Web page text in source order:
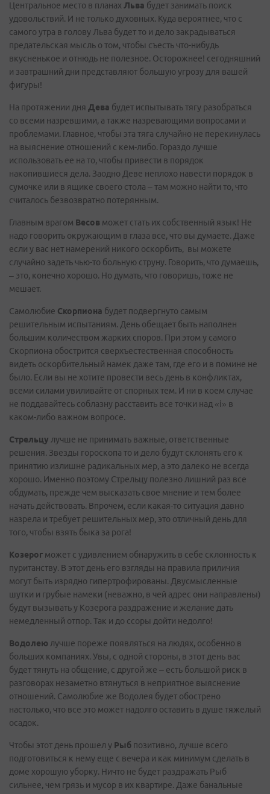
Центральное место в планах Льва будет занимать поиск
удовольствий. И не только духовных. Куда вероятнее, что с
самого утра в голову Льва будет то и дело закрадываться
предательская мысль о том, чтобы съесть что-нибудь
вкусненькое и отнюдь не полезное. Осторожнее! сегодняшний
и завтрашний дни представляют большую угрозу для вашей
фигуры!
На протяжении дня Дева будет испытывать тягу разобраться
со всеми назревшими, а также назревающими вопросами и
проблемами. Главное, чтобы эта тяга случайно не перекинулась
на выяснение отношений с кем-либо. Гораздо лучше
использовать ее на то, чтобы привести в порядок
накопившиеся дела. Заодно Деве неплохо навести порядок в
сумочке или в ящике своего стола – там можно найти то, что
считалось безвозвратно потерянным.
Главным врагом Весов может стать их собственный язык! Не
надо говорить окружающим в глаза все, что вы думаете. Даже
если у вас нет намерений никого оскорбить, вы можете
случайно задеть чью-то больную струну. Говорить, что думаешь,
– это, конечно хорошо. Но думать, что говоришь, тоже не
мешает.
Самолюбие Скорпиона будет подвергнуто самым
решительным испытаниям. День обещает быть наполнен
большим количеством жарких споров. При этом у самого
Скорпиона обострится сверхъестественная способность
видеть оскорбительный намек даже там, где его и в помине не
было. Если вы не хотите провести весь день в конфликтах,
всеми силами увиливайте от спорных тем. И ни в коем случае
не поддавайтесь соблазну расставить все точки над «i» в
каком-либо важном вопросе.
Стрельцу лучше не принимать важные, ответственные
решения. Звезды гороскопа то и дело будут склонять его к
принятию излишне радикальных мер, а это далеко не всегда
хорошо. Именно поэтому Стрельцу полезно лишний раз все
обдумать, прежде чем высказать свое мнение и тем более
начать действовать. Впрочем, если какая-то ситуация давно
назрела и требует решительных мер, это отличный день для
того, чтобы взять быка за рога!
Козерог может с удивлением обнаружить в себе склонность к
пуританству. В этот день его взгляды на правила приличия
могут быть изрядно гипертрофированы. Двусмысленные
шутки и грубые намеки (неважно, в чей адрес они направлены)
будут вызывать у Козерога раздражение и желание дать
немедленный отпор. Так и до ссоры дойти недолго!
Водолею лучше пореже появляться на людях, особенно в
больших компаниях. Увы, с одной стороны, в этот день вас
будет тянуть на общение, с другой же – есть большой риск в
разговорах незаметно втянуться в неприятное выяснение
отношений. Самолюбие же Водолея будет обострено
настолько, что все это может надолго оставить в душе тяжелый
осадок.
Чтобы этот день прошел у Рыб позитивно, лучше всего
подготовиться к нему еще с вечера и как минимум сделать в
доме хорошую уборку. Ничто не будет раздражать Рыб
сильнее, чем грязь и мусор в их квартире. Даже банальные